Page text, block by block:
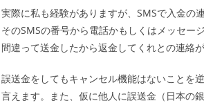
実際に私も経験がありますが、SMSで入金の
そのSMSの番号から電話かもしくはメッセージ
間違って送金したから返金してくれとの連絡が
誤送金をしてもキャンセル機能はないことを
言えます。また、仮に他人に誤送金（日本の